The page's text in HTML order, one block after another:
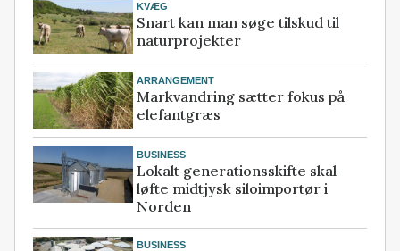
KVÆG
Snart kan man søge tilskud til
naturprojekter
ARRANGEMENT
Markvandring sætter fokus på
elefantgræs
BUSINESS
Lokalt generationsskifte skal
løfte midtjysk siloimportør i
Norden
BUSINESS